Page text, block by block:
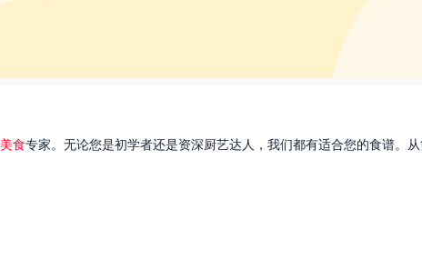
美食专家。无论您是初学者还是资深厨艺达人，我们都有适合您的食谱。